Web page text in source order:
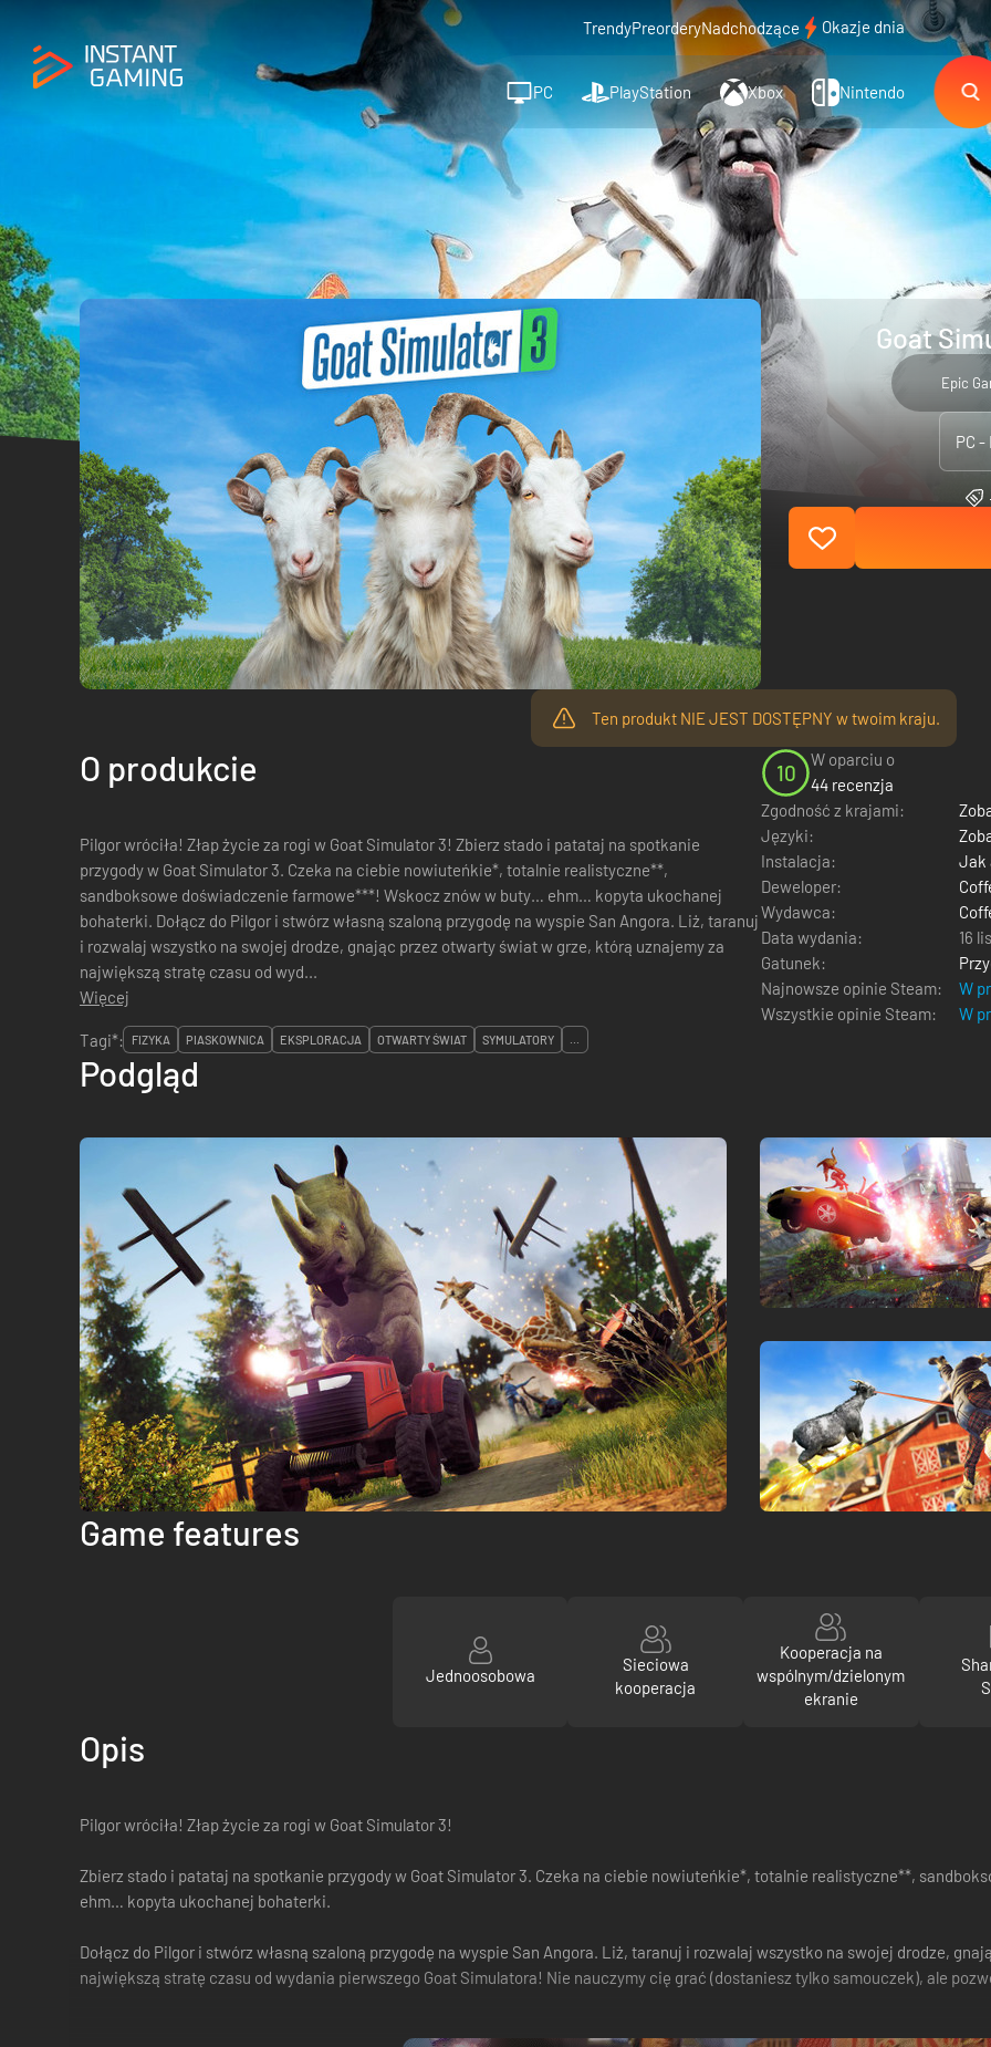
TrendyPreorderyNadchodzące Okazje dnia
PC PlayStation Xbox Nintendo
Goat
Epic
PC -
Ten produkt NIE JEST DOSTĘPNY w twoim kraju.
O produkcie
Pilgor wróciła! Złap życie za rogi w Goat Simulator 3! Zbierz stado i patataj na spotkanie
przygody w Goat Simulator 3. Czeka na ciebie nowiuteńkie*, totalnie realistyczne**,
sandboksowe doświadczenie farmowe***! Wskocz znów w buty… ehm… kopyta ukochanej
bohaterki. Dołącz do Pilgor i stwórz własną szaloną przygodę na wyspie San Angora. Liż, taranuj
i rozwalaj wszystko na swojej drodze, gnając przez otwarty świat w grze, którą uznajemy za
największą stratę czasu od wyd...
Więcej
10
W oparciu o
44 recenzja
Zgodność z krajami:
Języki:
Instalacja:
Jak
Deweloper:
Wydawca:
Data wydania:
16
Gatunek:
Najnowsze opinie Steam:
W
Wszystkie opinie Steam:
W
Tagi*:
FIZYKA PIASKOWNICA EKSPLORACJA OTWARTY ŚWIAT SYMULATORY ...
Podgląd
Game features
Jednoosobowa
Sieciowa
kooperacja
Kooperacja na
wspólnym/dzielonym
ekranie
Opis
Pilgor wróciła! Złap życie za rogi w Goat Simulator 3!
Zbierz stado i patataj na spotkanie przygody w Goat Simulator 3. Czeka na ciebie nowiuteńkie*, totalnie realistyczne**,
ehm… kopyta ukochanej bohaterki.
Dołącz do Pilgor i stwórz własną szaloną przygodę na wyspie San Angora. Liż, taranuj i rozwalaj wszystko na swojej drodze,
największą stratę czasu od wydania pierwszego Goat Simulatora! Nie nauczymy cię grać (dostaniesz tylko samouczek), ale